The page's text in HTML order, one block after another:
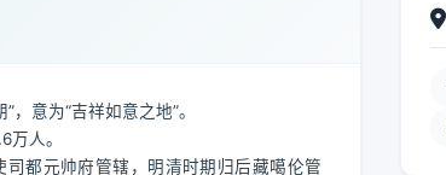
意为“吉祥如意之地”。
人。
都元帅府管辖，明清时期归后藏噶伦管